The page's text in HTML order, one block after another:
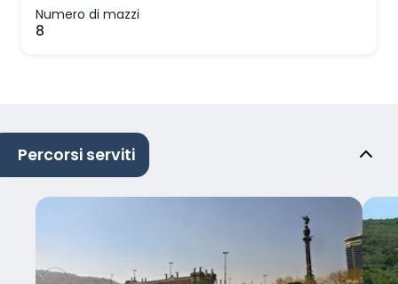
Numero di mazzi
8
Percorsi serviti